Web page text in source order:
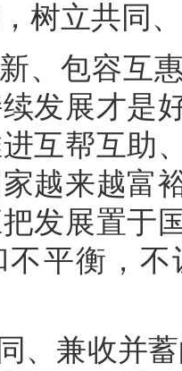
树立共同
、包容互
发展才是
互帮互助
越来越富
发展置于
不平衡，
、兼收并